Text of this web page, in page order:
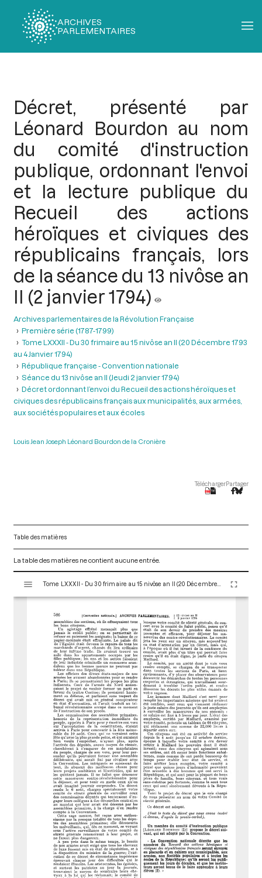
ARCHIVES
PARLEMENTAIRES
Décret, présenté par
Léonard Bourdon au nom
du comité d'instruction
publique, ordonnant l'envoi
et la lecture publique du
Recueil des actions
héroïques et civiques des
républicains français, lors
de la séance du 13 nivôse an
II (2 janvier 1794)
Archives parlementaires de la Révolution Française
Première série (1787-1799)
Tome LXXXII - Du 30 frimaire au 15 nivôse an II (20 Décembre 1793
au 4 Janvier 1794)
République française - Convention nationale
Séance du 13 nivôse an II (Jeudi 2 janvier 1794)
Décret ordonnant l’envoi du Recueil des actions héroïques et
civiques des républicains français aux municipalités, aux armées,
aux sociétés populaires et aux écoles
Louis Jean Joseph Léonard Bourdon de la Cronière
TéléchargerPartager
Table des matières
La table des matières ne contient aucune entrée.
s